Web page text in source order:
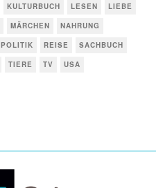
KULTURBUCH LESEN
LIEBE
MÄRCHEN
NAHRUNG
POLITIK REISE
SACHBUCH
TIERE TV
USA